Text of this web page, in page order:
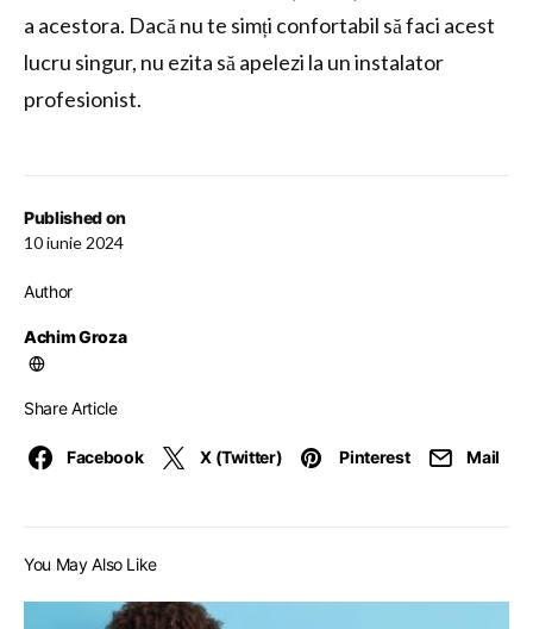
Published on
10 iunie 2024
Author
Achim Groza
Share Article
Facebook X (Twitter) Pinterest Mail
a acestora. Dacă nu te simți confortabil să faci acest
lucru singur, nu ezita să apelezi la un instalator
profesionist.
You May Also Like